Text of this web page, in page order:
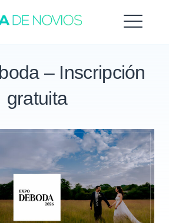
– Inscripción
gratuita